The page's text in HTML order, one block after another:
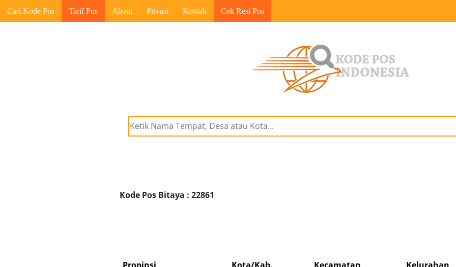
Cari Kode Pos Tarif Pos About Privasi Kontak Cek Resi Pos
Kode Pos Bitaya : 22861